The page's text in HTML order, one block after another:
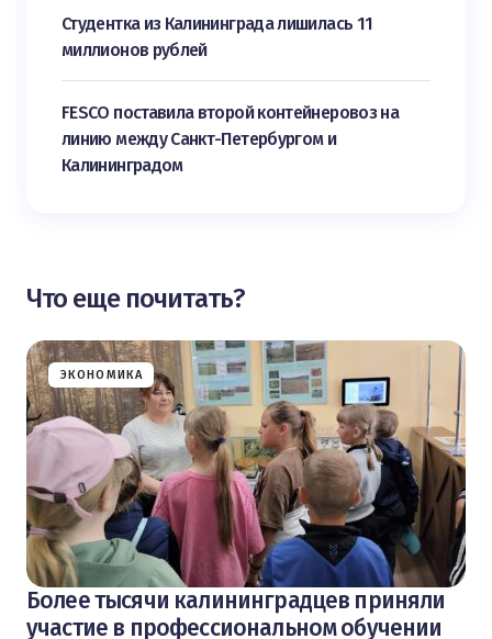
Студентка из Калининграда лишилась 11
миллионов рублей
FESCO поставила второй контейнеровоз на
линию между Санкт-Петербургом и
Калининградом
Что еще почитать?
ЭКОНОМИКА
Более тысячи калининградцев приняли
участие в профессиональном обучении